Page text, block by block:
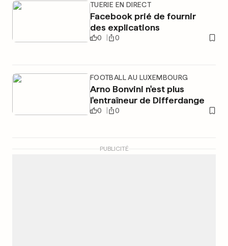
TUERIE EN DIRECT
Facebook prié de fournir
des explications
0 0
FOOTBALL AU LUXEMBOURG
Arno Bonvini n'est plus
l'entraîneur de Differdange
0 0
PUBLICITÉ